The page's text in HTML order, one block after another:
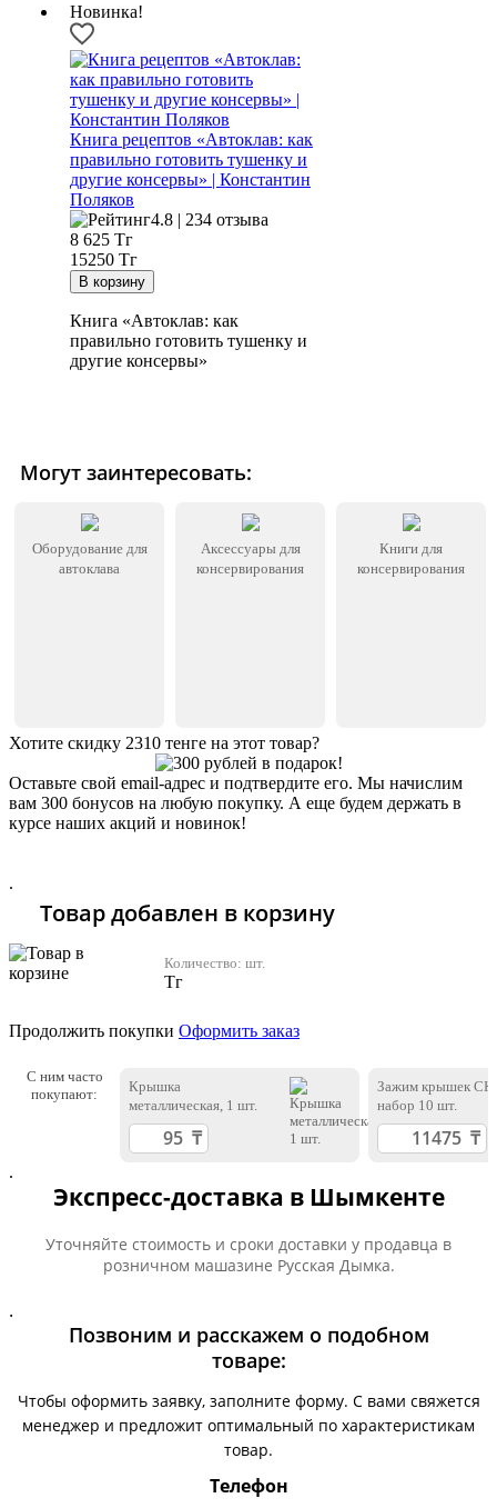
Новинка!
Книга рецептов «Автоклав: как
правильно готовить тушенку и
другие консервы» | Константин
Поляков
4.8 | 234 отзыва
8 625 Тг
15250 Тг
Книга «Автоклав: как
правильно готовить тушенку и
другие консервы»
Могут заинтересовать:
Оборудование для
автоклава
Аксессуары для
консервирования
Книги для
консервирования
Хотите скидку 2310 тенге на этот товар?
Оставьте свой email-адрес и подтвердите его. Мы начислим
вам 300 бонусов на любую покупку. А еще будем держать в
курсе наших акций и новинок!
.
Товар добавлен в корзину
Количество: шт.
Тг
Продолжить покупки Оформить заказ
С ним часто
покупают:
Крышка
металлическая, 1 шт.
Зажим крышек
набор 10 шт.
.
Экспресс-доставка в Шымкенте
Уточняйте стоимость и сроки доставки у продавца в
розничном машазине Русская Дымка.
.
Позвоним и расскажем о подобном
товаре:
Чтобы оформить заявку, заполните форму. С вами свяжется
менеджер и предложит оптимальный по характеристикам
товар.
Телефон